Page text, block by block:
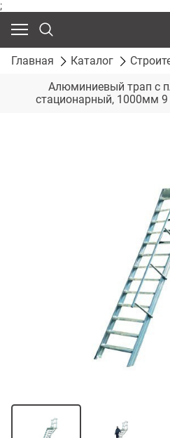
;
Главная Каталог
Алюминиевый трап с
стационарный, 1000мм 9